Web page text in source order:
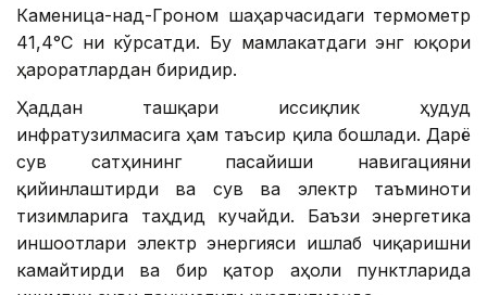
Каменица-над-Гроном шаҳарчасидаги термометр
41,4°С ни кўрсатди. Бу мамлакатдаги энг юқори
ҳароратлардан биридир.
Ҳаддан ташқари иссиқлик ҳудуд
инфратузилмасига ҳам таъсир қила бошлади. Дарё
сув сатҳининг пасайиши навигацияни
қийинлаштирди ва сув ва электр таъминоти
тизимларига таҳдид кучайди. Баъзи энергетика
иншоотлари электр энергияси ишлаб чиқаришни
камайтирди ва бир қатор аҳоли пунктларида